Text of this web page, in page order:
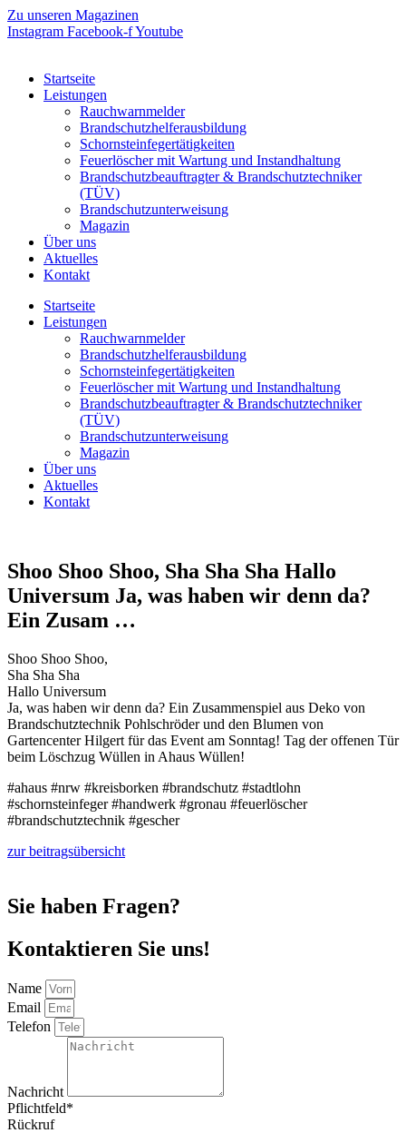
Zum
Inhalt
Zu unseren Magazinen
Instagram Facebook-fYoutube
Startseite
Leistungen
Rauchwarnmelder
Brandschutzhelferausbildung
Schornsteinfegertätigkeiten
Feuerlöscher mit Wartung und Instandhaltung
Brandschutzbeauftragter & Brandschutztechniker
(TÜV)
Brandschutzunterweisung
Magazin
Über uns
Aktuelles
Kontakt
Startseite
Leistungen
Rauchwarnmelder
Brandschutzhelferausbildung
Schornsteinfegertätigkeiten
Feuerlöscher mit Wartung und Instandhaltung
Brandschutzbeauftragter & Brandschutztechniker
(TÜV)
Brandschutzunterweisung
Magazin
Über uns
Aktuelles
Kontakt
Shoo Shoo Shoo, Sha Sha Sha Hallo
Universum Ja, was haben wir denn da?
Ein Zusam …
Shoo Shoo Shoo,
Sha Sha Sha
Hallo Universum
Ja, was haben wir denn da? Ein Zusammenspiel aus Deko von
Brandschutztechnik Pohlschröder und den Blumen von
Gartencenter Hilgert für das Event am Sonntag! Tag der offenen Tür
beim Löschzug Wüllen in Ahaus Wüllen!
#ahaus #nrw #kreisborken #brandschutz #stadtlohn
#schornsteinfeger #handwerk #gronau #feuerlöscher
#brandschutztechnik #gescher
zur beitragsübersicht
Sie haben Fragen?
Kontaktieren Sie uns!
Name
Email
Telefon
Nachricht
Pflichtfeld*
Rückruf